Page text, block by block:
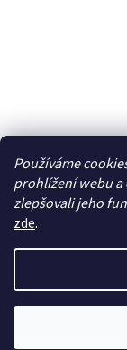
Používáme
prohlížení webu a
zlepšovali jeho
zde.
Copyright 2026